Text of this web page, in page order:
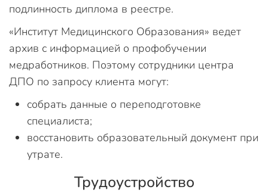
подлинность диплома в реестре.
«Институт Медицинского Образования» ведет
архив с информацией о профобучении
медработников. Поэтому сотрудники центра
ДПО по запросу клиента могут:
собрать данные о переподготовке
специалиста;
восстановить образовательный документ при
утрате.
Трудоустройство